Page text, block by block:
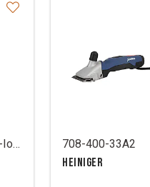
Xplorer Pro mit 2 Li-Ionen-Akkus und Messerset 31/23 708-400-33A2
HEINIGER